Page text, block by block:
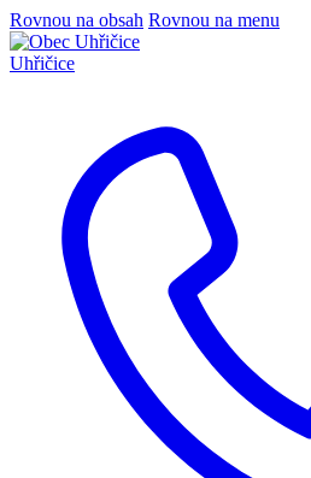
Rovnou na obsah Rovnou na menu
Uhřičice